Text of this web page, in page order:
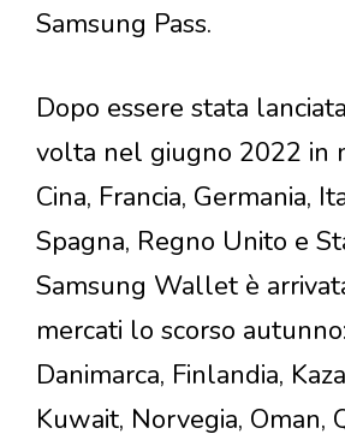
Samsung Pass.
Dopo essere stata
volta nel giugno 2022 in
Cina, Francia, Germania,
Spagna, Regno Unito e
Samsung Wallet è
mercati lo scorso
Danimarca, Finlandia,
Kuwait, Norvegia, Oman,